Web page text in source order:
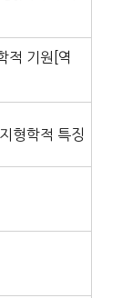
적 기원[역
형학적 특징